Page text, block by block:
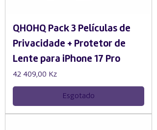
QHOHQ Pack 3 Películas de
Privacidade + Protetor de
Lente para iPhone 17 Pro
Preço
42 409,00 Kz
Esgotado